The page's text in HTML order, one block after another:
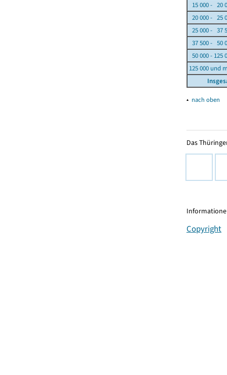
15 000 - 20
20 000 - 25
25 000 - 37
37 500 - 50
50 000 - 125
125 000 und
▴ nach oben
Das
Copyright